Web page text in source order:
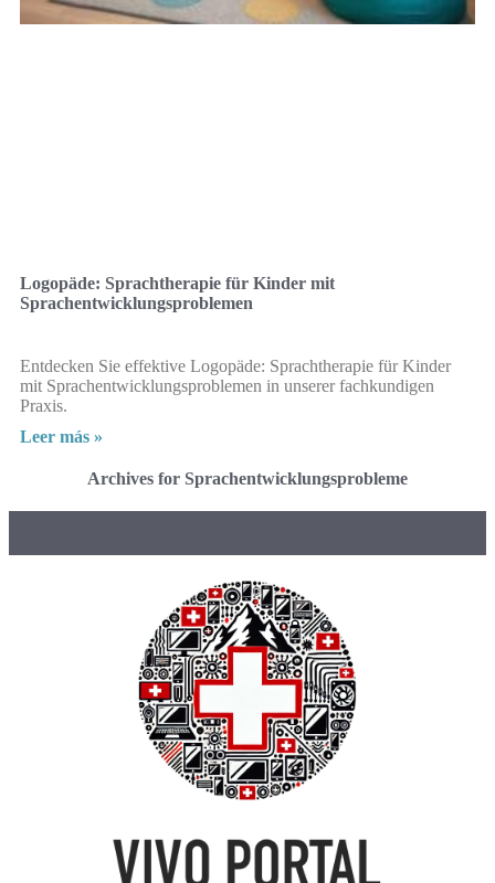
Logopäde: Sprachtherapie für Kinder mit
Sprachentwicklungsproblemen
Entdecken Sie effektive Logopäde: Sprachtherapie für Kinder
mit Sprachentwicklungsproblemen in unserer fachkundigen
Praxis.
Leer más »
Archives for Sprachentwicklungsprobleme